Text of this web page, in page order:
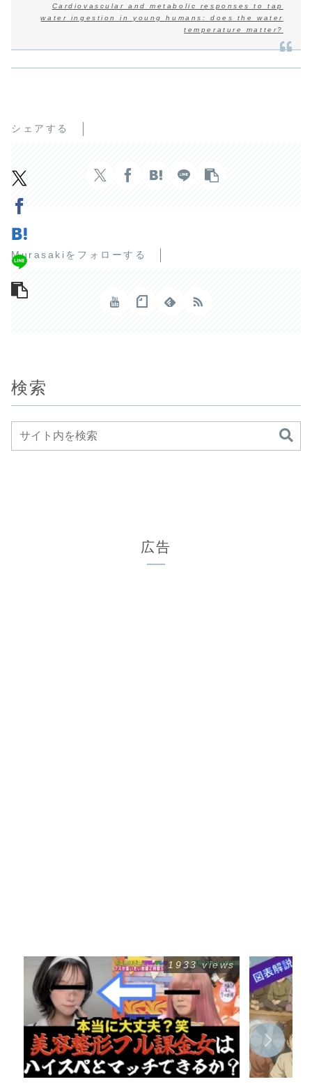
Cardiovascular and metabolic responses to tap
water ingestion in young humans: does the water
temperature matter?
シェアする
Murasakiをフォローする
検索
広告
1933 views